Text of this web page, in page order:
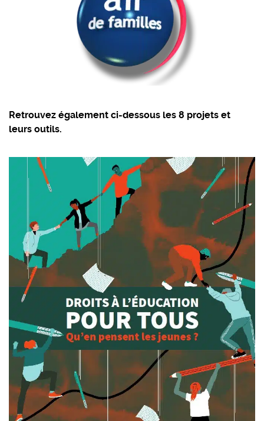
Retrouvez également ci-dessous les 8 projets et
leurs outils.